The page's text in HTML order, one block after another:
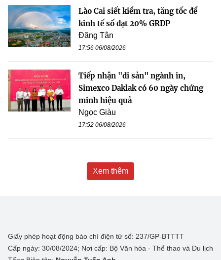
Lào Cai siết kiểm tra, tăng tốc để
kinh tế số đạt 20% GRDP
Đăng Tân
17:56 06/08/2026
Tiếp nhận "di sản" ngành in,
Simexco Daklak có 60 ngày chứng
minh hiệu quả
Ngọc Giàu
17:52 06/08/2026
Xem thêm
Giấy phép hoạt động báo chí điện tử số: 237/GP-BTTTT
Cấp ngày: 30/08/2024; Nơi cấp: Bộ Văn hóa - Thể thao và Du lịch